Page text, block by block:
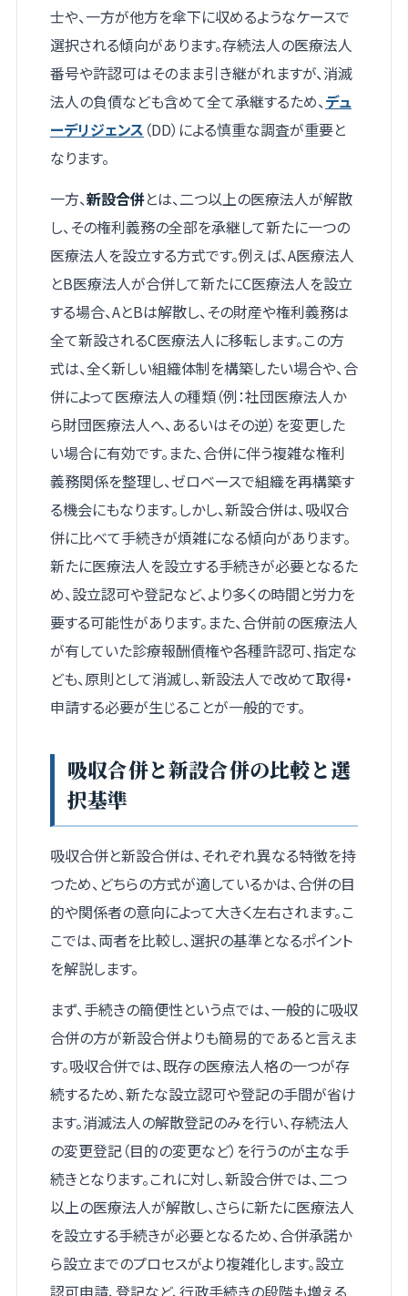
士や、一方が他方を傘下に収めるようなケースで
選択される傾向があります。存続法人の医療法人
番号や許認可はそのまま引き継がれますが、消滅
法人の負債なども含めて全て承継するため、デュ
ーデリジェンス （DD）による慎重な調査が重要と
なります。
一方、新設合併とは、二つ以上の医療法人が解散
し、その権利義務の全部を承継して新たに一つの
医療法人を設立する方式です。例えば、A医療法人
とB医療法人が合併して新たにC医療法人を設立
する場合、AとBは解散し、その財産や権利義務は
全て新設されるC医療法人に移転します。この方
式は、全く新しい組織体制を構築したい場合や、合
併によって医療法人の種類（例：社団医療法人か
ら財団医療法人へ、あるいはその逆）を変更した
い場合に有効です。また、合併に伴う複雑な権利
義務関係を整理し、ゼロベースで組織を再構築す
る機会にもなります。しかし、新設合併は、吸収合
併に比べて手続きが煩雑になる傾向があります。
新たに医療法人を設立する手続きが必要となるた
め、設立認可や登記など、より多くの時間と労力を
要する可能性があります。また、合併前の医療法人
が有していた診療報酬債権や各種許認可、指定な
ども、原則として消滅し、新設法人で改めて取得・
申請する必要が生じることが一般的です。
吸収合併と新設合併の比較と選
択基準
吸収合併と新設合併は、それぞれ異なる特徴を持
つため、どちらの方式が適しているかは、合併の目
的や関係者の意向によって大きく左右されます。こ
こでは、両者を比較し、選択の基準となるポイント
を解説します。
まず、手続きの簡便性という点では、一般的に吸収
合併の方が新設合併よりも簡易的であると言えま
す。吸収合併では、既存の医療法人格の一つが存
続するため、新たな設立認可や登記の手間が省け
ます。消滅法人の解散登記のみを行い、存続法人
の変更登記（目的の変更など）を行うのが主な手
続きとなります。これに対し、新設合併では、二つ
以上の医療法人が解散し、さらに新たに医療法人
を設立する手続きが必要となるため、合併承諾か
ら設立までのプロセスがより複雑化します。設立
認可申請、登記など、行政手続きの段階も増える